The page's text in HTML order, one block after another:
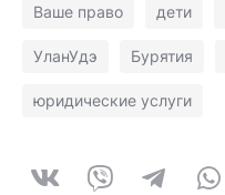
Ваше право дети
УланУдэ Бурятия
юридические услуги